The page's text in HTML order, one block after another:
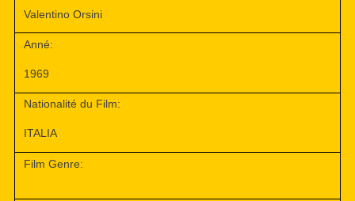
Valentino Orsini
Anné:
1969
Nationalité du Film:
ITALIA
Film Genre: